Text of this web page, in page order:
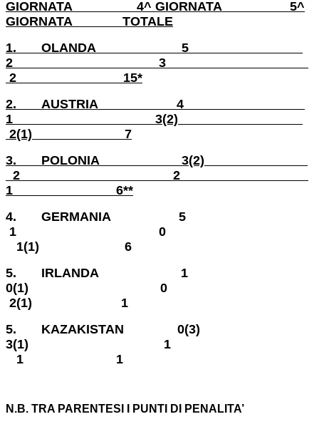
GIORNATA 4^ GIORNATA 5^
GIORNATA TOTALE
1. OLANDA 5
2 3
2 15*
2. AUSTRIA 4
1 3(2)
2(1) 7
3. POLONIA 3(2)
2 2
1 6**
4. GERMANIA 5
1 0
1(1) 6
5. IRLANDA
1
0(1) 0
2(1)
1
5. KAZAKISTAN 0(3)
3(1) 1
1 1
N.B. TRA PARENTESI I PUNTI DI PENALITA’